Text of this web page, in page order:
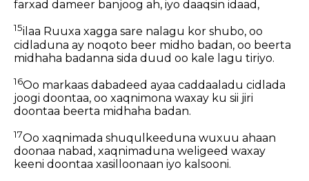
farxad dameer banjoog ah, iyo daaqsin idaad,
15ilaa Ruuxa xagga sare nalagu kor shubo, oo
cidladuna ay noqoto beer midho badan, oo beerta
midhaha badanna sida duud oo kale lagu tiriyo.
16Oo markaas dabadeed ayaa caddaaladu cidlada
joogi doontaa, oo xaqnimona waxay ku sii jiri
doontaa beerta midhaha badan.
17Oo xaqnimada shuqulkeeduna wuxuu ahaan
doonaa nabad, xaqnimaduna weligeed waxay
keeni doontaa xasilloonaan iyo kalsooni.